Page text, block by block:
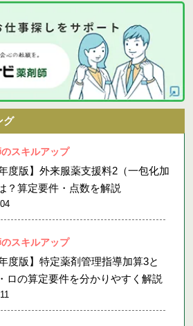
グ
スキルアップ
年度版】外来服薬支援料2（一包化加
？算定要件・点数を解説
スキルアップ
年度版】特定薬剤管理指導加算3と
ロの算定要件を分かりやすく解説